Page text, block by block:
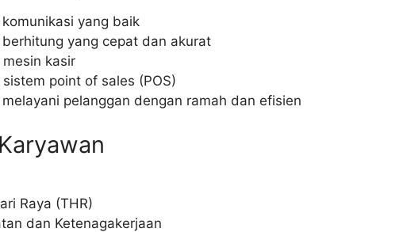
yang baik
berhitung yang cepat dan akurat
kasir
point of sales (POS)
melayani pelanggan dengan ramah dan efisien
Raya (THR)
dan Ketenagakerjaan